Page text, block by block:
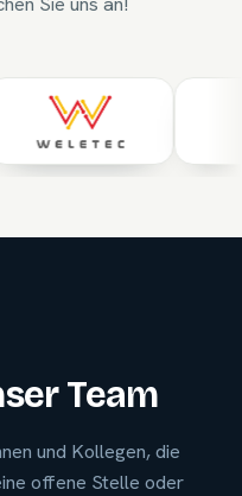
Team
und Kollegen, die
offene Stelle oder